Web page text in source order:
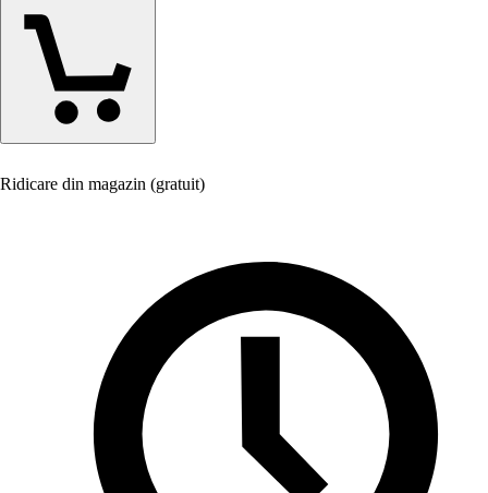
Ridicare din magazin (gratuit)